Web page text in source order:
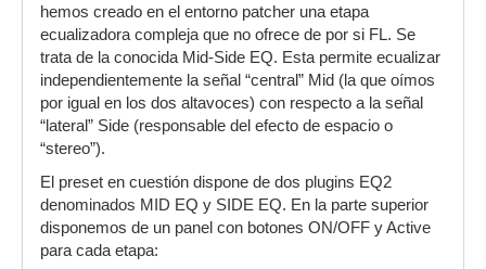
hemos creado en el entorno patcher una etapa
ecualizadora compleja que no ofrece de por si FL. Se
trata de la conocida Mid-Side EQ. Esta permite ecualizar
independientemente la señal “central” Mid (la que oímos
por igual en los dos altavoces) con respecto a la señal
“lateral” Side (responsable del efecto de espacio o
“stereo”).
El preset en cuestión dispone de dos plugins EQ2
denominados MID EQ y SIDE EQ. En la parte superior
disponemos de un panel con botones ON/OFF y Active
para cada etapa: